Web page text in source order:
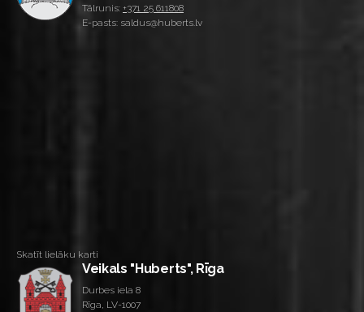
Tālrunis: +371 25 611808
E-pasts: saldus@huberts.lv
Skatīt lielāku karti
Veikals "Huberts", Rīga
Durbes iela 8
Rīga, LV-1007